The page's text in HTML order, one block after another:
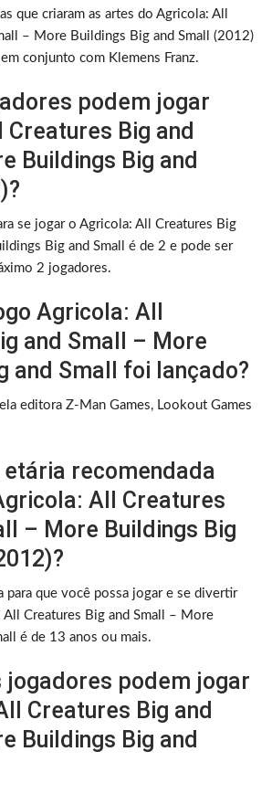
que criaram as artes do Agricola: All
– More Buildings Big and Small (2012)
conjunto com Klemens Franz.
podem jogar
Big and
Buildings Big and
se jogar o Agricola: All Creatures Big
Big and Small é de 2 e pode ser
2 jogadores.
Agricola: All
and Small – More
and Small foi lançado?
editora Z-Man Games, Lookout Games
etária recomendada
All Creatures
– More Buildings Big
para que você possa jogar e se divertir
Creatures Big and Small – More
é de 13 anos ou mais.
jogadores podem jogar
Creatures Big and
Buildings Big and